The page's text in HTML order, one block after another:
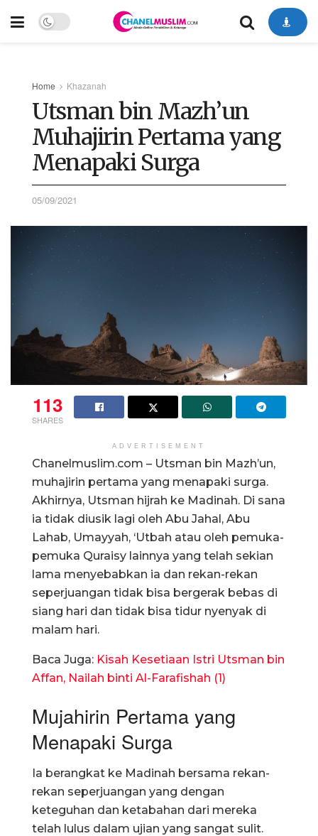
Home Khazanah
Utsman bin Mazh’un
Muhajirin Pertama yang
Menapaki Surga
05/09/2021
113
SHARES
ADVERTISEMENT
Chanelmuslim.com – Utsman bin Mazh’un,
muhajirin pertama yang menapaki surga.
Akhirnya, Utsman hijrah ke Madinah. Di sana
ia tidak diusik lagi oleh Abu Jahal, Abu
Lahab, Umayyah, ‘Utbah atau oleh pemuka-
pemuka Quraisy lainnya yang telah sekian
lama menyebabkan ia dan rekan-rekan
seperjuangan tidak bisa bergerak bebas di
siang hari dan tidak bisa tidur nyenyak di
malam hari.
Baca Juga: Kisah Kesetiaan Istri Utsman bin
Affan, Nailah binti Al-Farafishah (1)
Mujahirin Pertama yang
Menapaki Surga
Ia berangkat ke Madinah bersama rekan-
rekan seperjuangan yang dengan
keteguhan dan ketabahan dari mereka
telah lulus dalam ujian yang sangat sulit.